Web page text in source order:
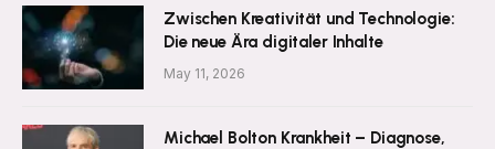
Zwischen Kreativität und Technologie:
Die neue Ära digitaler Inhalte
May 11, 2026
Michael Bolton Krankheit – Diagnose,